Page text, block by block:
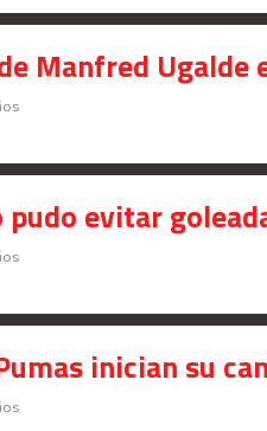
Manfred
evitar
inician su